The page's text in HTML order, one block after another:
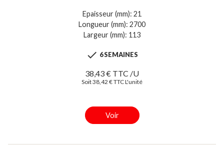
Epaisseur (mm): 21
Longueur (mm): 2700
Largeur (mm): 113
 6 SEMAINES
38,43 € TTC /U
Soit 38,42 € TTC L'unité
Voir